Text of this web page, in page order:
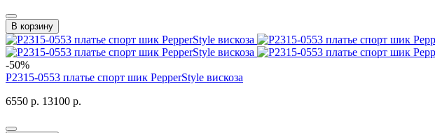
В корзину
-50%
P2315-0553 платье спорт шик PepperStyle вискоза
6550 р. 13100 р.